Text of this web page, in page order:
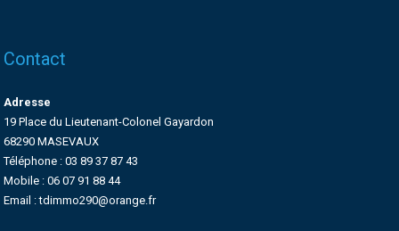
Contact
Adresse
19 Place du Lieutenant-Colonel Gayardon
68290 MASEVAUX
Téléphone : 03 89 37 87 43
Mobile : 06 07 91 88 44
Email : tdimmo290@orange.fr